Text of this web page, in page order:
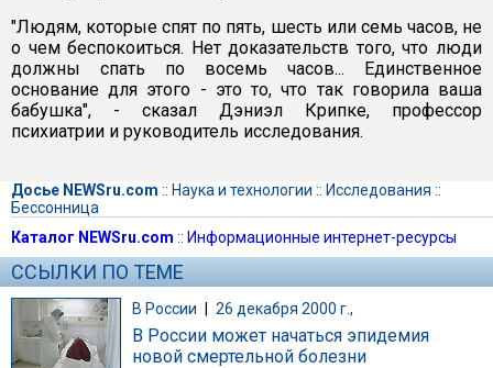
"Людям, которые спят по пять, шесть или семь часов, не
о чем беспокоиться. Нет доказательств того, что люди
должны спать по восемь часов... Единственное
основание для этого - это то, что так говорила ваша
бабушка", - сказал Дэниэл Крипке, профессор
психиатрии и руководитель исследования.
Досье NEWSru.com :: Наука и технологии :: Исследования ::
Бессонница
Каталог NEWSru.com :: Информационные интернет-ресурсы
ССЫЛКИ ПО ТЕМЕ
В России | 26 декабря 2000 г.,
В России может начаться эпидемия
новой смертельной болезни